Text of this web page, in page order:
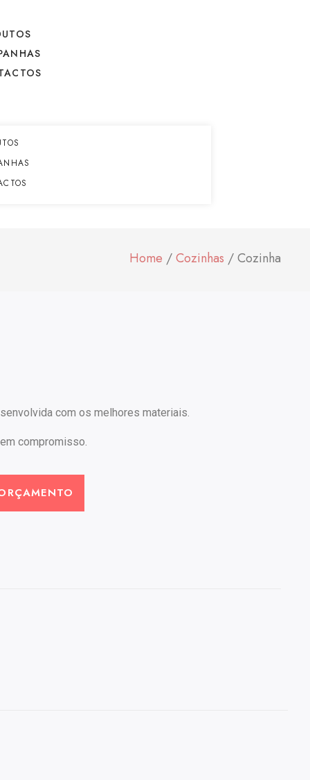
Home /Cozinhas / Cozinha
com os melhores materiais.
compromisso.